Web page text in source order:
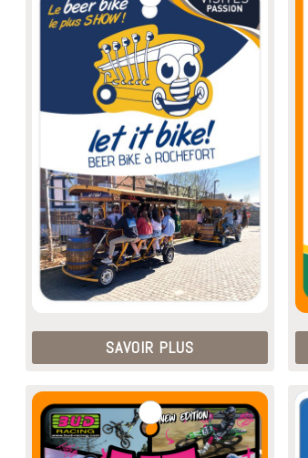
SAVOIR PLUS